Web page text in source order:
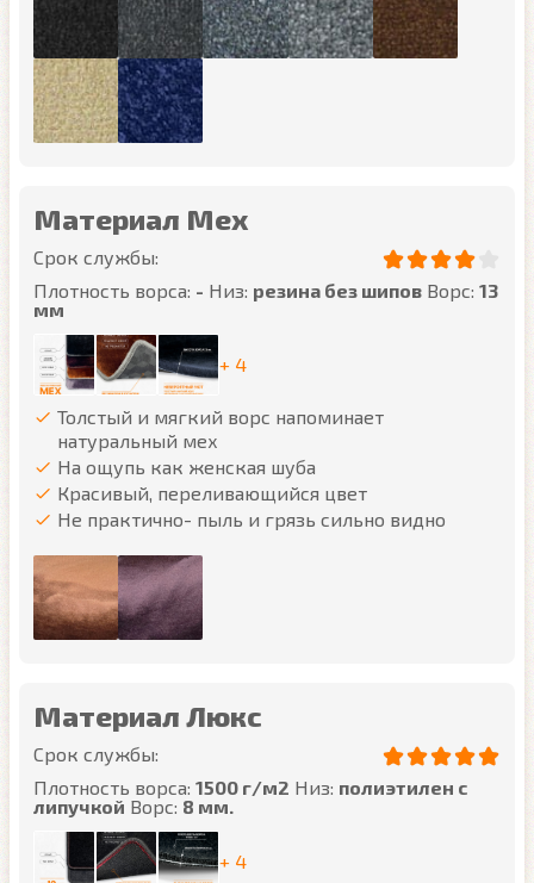
Материал Мех
Срок службы:
Плотность ворса: - Низ: резина без шипов Ворс: 13
мм
+ 4
Толстый и мягкий ворс напоминает
натуральный мех
На ощупь как женская шуба
Красивый, переливающийся цвет
Не практично- пыль и грязь сильно видно
Материал Люкс
Срок службы:
Плотность ворса: 1500 г/м2 Низ: полиэтилен с
липучкой Ворс: 8 мм.
+ 4